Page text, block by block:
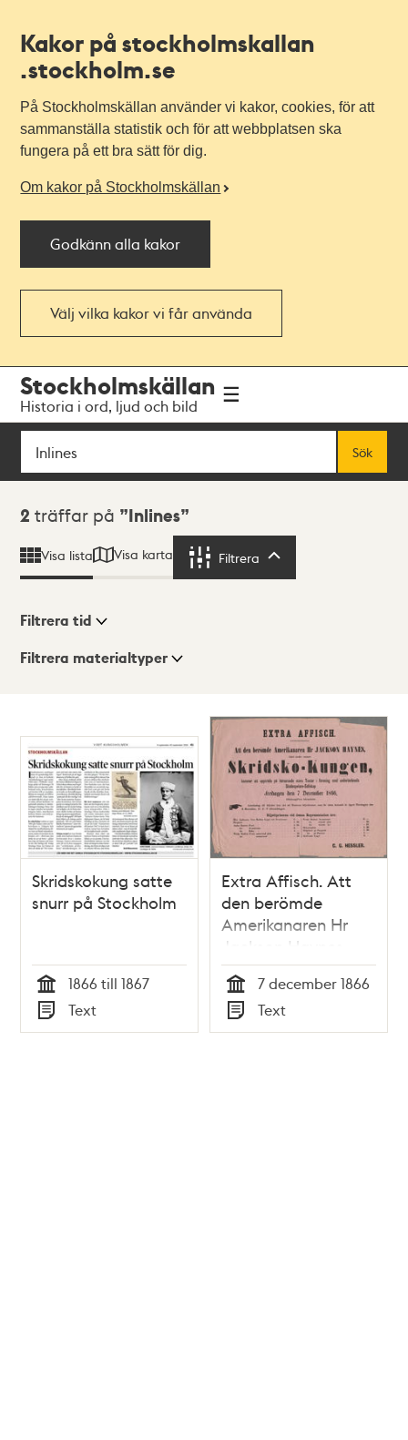
Kakor på stockholmskallan
.stockholm.se
På Stockholmskällan använder vi kakor, cookies, för att
sammanställa statistik och för att webbplatsen ska
fungera på ett bra sätt för dig.
Om kakor på Stockholmskällan
Godkänn alla kakor
Välj vilka kakor vi får använda
navigationen
huvudinnehållet
Stockholmskällan
Historia i ord, ljud och bild
Sök
Sök
Sökresultat
2 träffar på Inlines
Visa lista Visa karta Filtrera
Visningsläge
Lista
Karta
Filtrera tid
Filtrera materialtyper
Skridskokung satte
snurr på Stockholm
Tid
1866 till 1867
Typ
Text
Extra Affisch. Att
den berömde
Amerikanaren Hr
Jackson Haynes,
känd under namnet
Skridsko-Kungen,
kommer att
uppträda på
Tid
7 december 1866
Typ
Text